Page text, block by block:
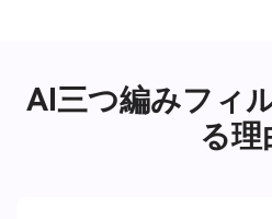
AI三つ編みフィ
る理